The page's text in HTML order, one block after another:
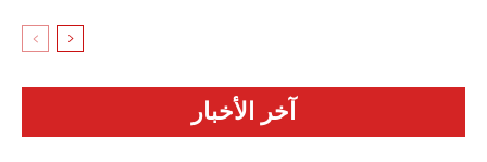
آخر الأخبار